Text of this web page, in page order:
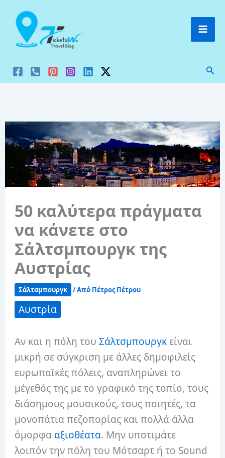
στο
περιεχόμενο
50 καλύτερα πράγματα
να κάνετε στο
Σάλτσμπουργκ της
Αυστρίας
Σάλτσμπουργκ / Από Πέτρος Πέτρου
Αυστρία
Αν και η πόλη τουΣάλτσμπουργκ είναι
μικρή σε σύγκριση με άλλες δημοφιλείς
ευρωπαϊκές πόλεις, αναπληρώνει το
μέγεθός της με το γραφικό της τοπίο, τους
διάσημους μουσικούς, τους ποιητές, τα
μονοπάτια πεζοπορίας και πολλά άλλα
όμορφα αξιοθέατα. Μην υποτιμάτε
λοιπόν την πόλη του Μότσαρτ ή το Sound